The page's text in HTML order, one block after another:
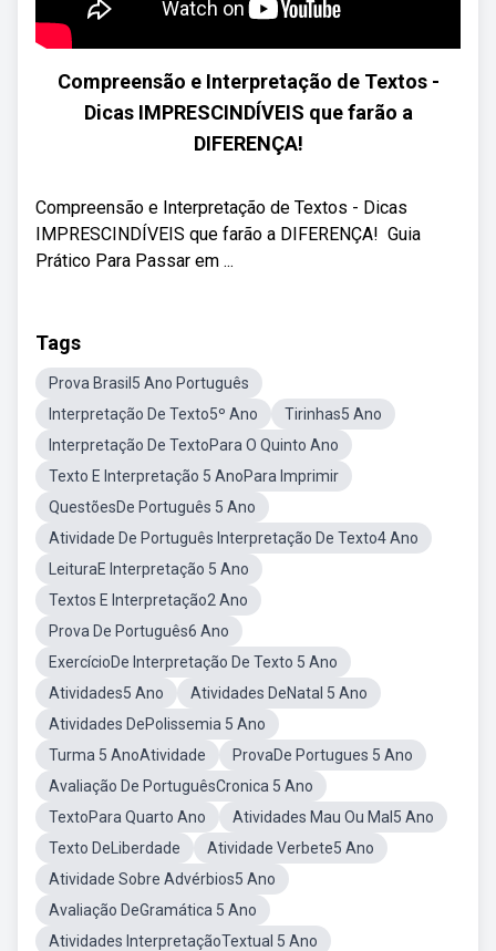
Compreensão e Interpretação de Textos -
Dicas IMPRESCINDÍVEIS que farão a
DIFERENÇA!
Compreensão e Interpretação de Textos - Dicas
IMPRESCINDÍVEIS que farão a DIFERENÇA! ‍ Guia
Prático Para Passar em ...
Tags
Prova Brasil5 Ano Português
Interpretação De Texto5º Ano
Tirinhas5 Ano
Interpretação De TextoPara O Quinto Ano
Texto E Interpretação 5 AnoPara Imprimir
QuestõesDe Português 5 Ano
Atividade De Português Interpretação De Texto4 Ano
LeituraE Interpretação 5 Ano
Textos E Interpretação2 Ano
Prova De Português6 Ano
ExercícioDe Interpretação De Texto 5 Ano
Atividades5 Ano
Atividades DeNatal 5 Ano
Atividades DePolissemia 5 Ano
Turma 5 AnoAtividade
ProvaDe Portugues 5 Ano
Avaliação De PortuguêsCronica 5 Ano
TextoPara Quarto Ano
Atividades Mau Ou Mal5 Ano
Texto DeLiberdade
Atividade Verbete5 Ano
Atividade Sobre Advérbios5 Ano
Avaliação DeGramática 5 Ano
Atividades InterpretaçãoTextual 5 Ano